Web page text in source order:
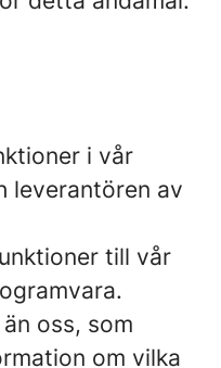
i vår
leverantören av
till vår
oss, som
om vilka